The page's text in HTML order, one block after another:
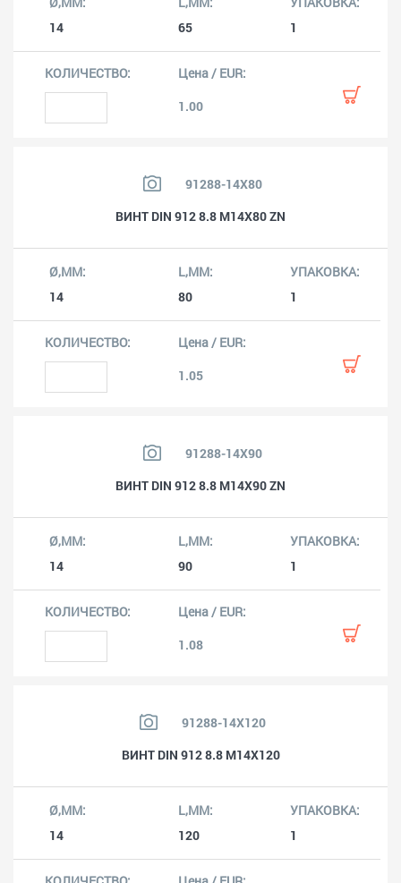
14 65 1
1.00
91288-14X80
ВИНТ DIN 912 8.8 M14X80 ZN
14 80 1
1.05
91288-14X90
ВИНТ DIN 912 8.8 M14X90 ZN
14 90 1
1.08
91288-14X120
ВИНТ DIN 912 8.8 M14X120
14 120 1